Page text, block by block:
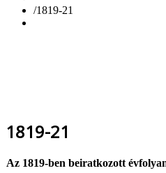
/1819-21
1819-21
Az 1819-ben beiratkozott